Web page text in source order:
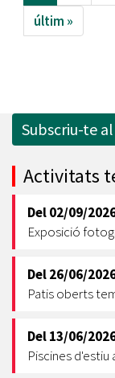
últim »
Subscriu-te
Activitats
Del02/09/
Exposició
Del26/06/
Patis oberts
Del13/06/
Piscines d'estiu